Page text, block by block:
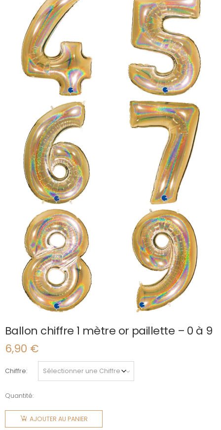
Ballon chiffre 1 mètre or paillette – 0 à 9
6,90 €
Chiffre
Quantité:
quantité
de Ballon
chiffre 1
AJOUTER AU PANIER